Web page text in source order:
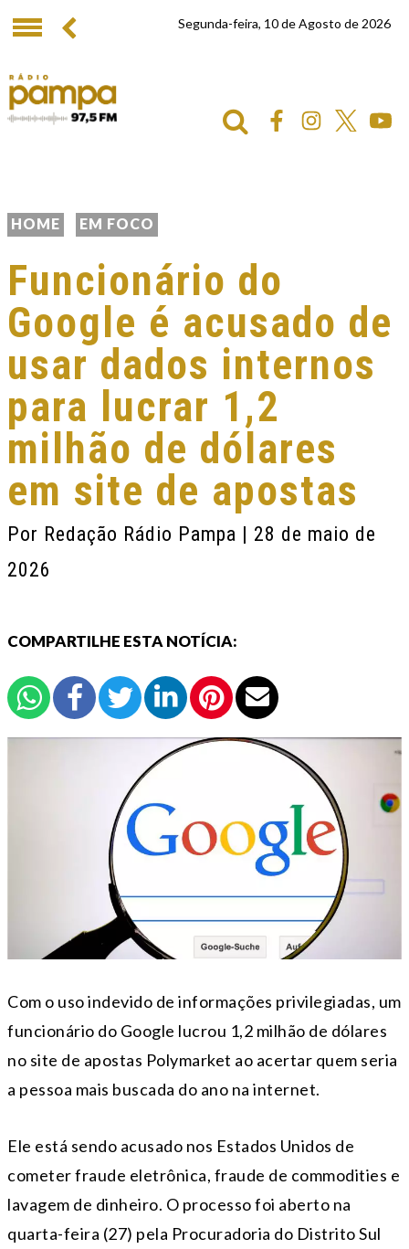
Segunda-feira, 10 de Agosto de 2026
HOME EM FOCO
Funcionário do
Google é acusado de
usar dados internos
para lucrar 1,2
milhão de dólares
em site de apostas
Por Redação Rádio Pampa | 28 de maio de
2026
COMPARTILHE ESTA NOTÍCIA:
Com o uso indevido de informações privilegiadas, um
funcionário do Google lucrou 1,2 milhão de dólares
no site de apostas Polymarket ao acertar quem seria
a pessoa mais buscada do ano na internet.
Ele está sendo acusado nos Estados Unidos de
cometer fraude eletrônica, fraude de commodities e
lavagem de dinheiro. O processo foi aberto na
quarta-feira (27) pela Procuradoria do Distrito Sul